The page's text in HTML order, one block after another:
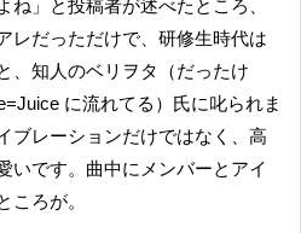
ね」と投稿者が述べたところ、
レだっただけで、研修生時代は
、知人のベリヲタ（だったけ
に流れてる）氏に叱られま
ブレーションだけではなく、高
いです。曲中にメンバーとアイ
ころが。